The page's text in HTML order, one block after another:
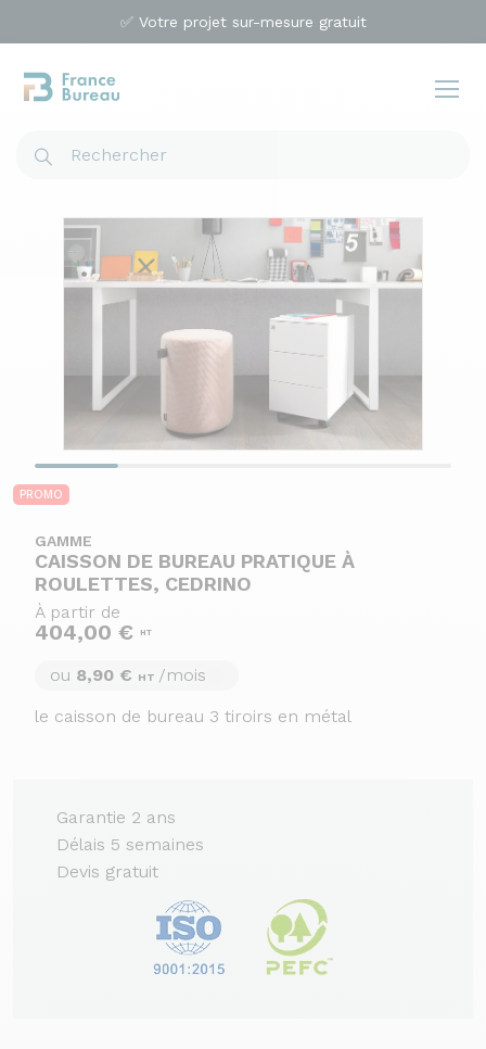
✅ Votre projet sur-mesure gratuit
PROMO
GAMME
CAISSON DE BUREAU PRATIQUE À
ROULETTES, CEDRINO
À partir de
404,00 € HT
ou 8,90 € HT /mois
le caisson de bureau 3 tiroirs en métal
Garantie 2 ans
Délais 5 semaines
Devis gratuit